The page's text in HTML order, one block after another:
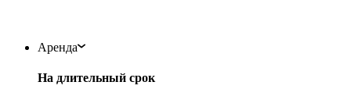
Аренда
На длительный срок